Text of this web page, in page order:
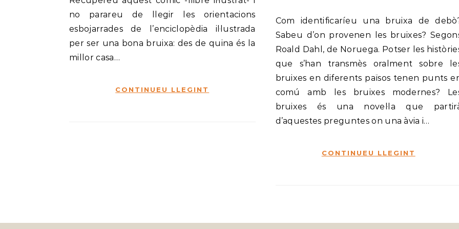
no parareu de llegir les orientacions
esbojarrades de l’enciclopèdia il·lustrada
per ser una bona bruixa: des de quina és la
millor casa…
CONTINUEU LLEGINT
Com identificaríeu una bruixa de debò?
Sabeu d’on provenen les bruixes?
Roald Dahl, de Noruega. Potser les
que s’han transmès oralment sobre
bruixes en diferents països tenen punts
comú amb les bruixes modernes?
bruixes és una novel·la que
d’aquestes preguntes on una àvia i…
CONTINUEU LLEGINT